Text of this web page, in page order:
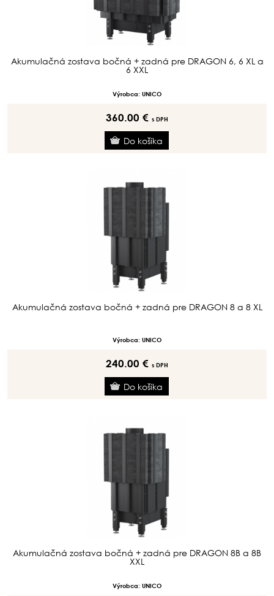
Akumulačná zostava bočná + zadná pre DRAGON 6, 6 XL a
6 XXL
Výrobca: UNICO
360.00 € s DPH
Akumulačná zostava bočná + zadná pre DRAGON 8 a 8 XL
Výrobca: UNICO
240.00 € s DPH
Akumulačná zostava bočná + zadná pre DRAGON 8B a 8B
XXL
Výrobca: UNICO